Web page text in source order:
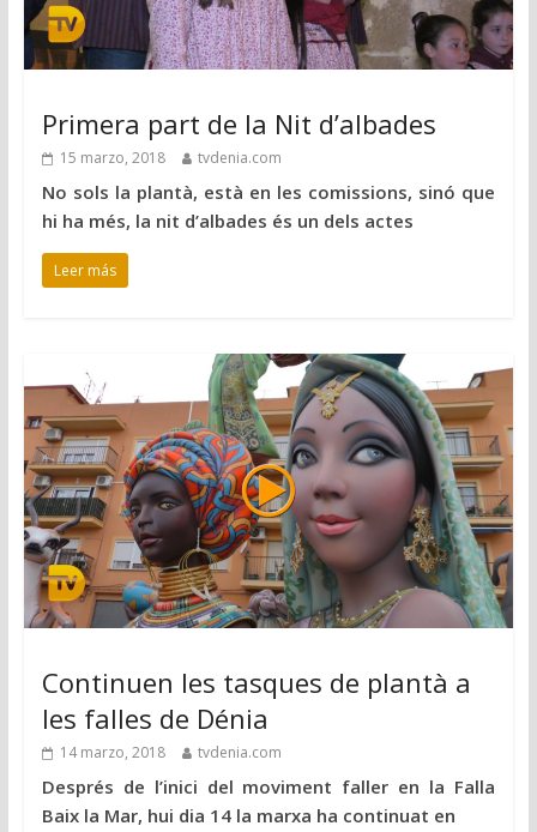
Primera part de la Nit d’albades
15 marzo, 2018 tvdenia.com
No sols la plantà, està en les comissions, sinó que
hi ha més, la nit d’albades és un dels actes
Leer más
Continuen les tasques de plantà a
les falles de Dénia
14 marzo, 2018 tvdenia.com
Després de l’inici del moviment faller en la Falla
Baix la Mar, hui dia 14 la marxa ha continuat en